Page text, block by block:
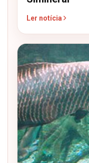
Ler notícia